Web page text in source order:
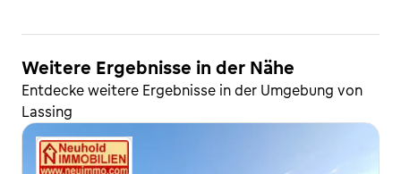
Weitere Ergebnisse in der Nähe
Entdecke weitere Ergebnisse in der Umgebung von
Lassing